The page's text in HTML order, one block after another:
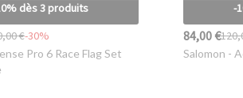
dès 3 produits
€-30%
Pro 6 Race Flag Set
-
84,00 €
Salomon -